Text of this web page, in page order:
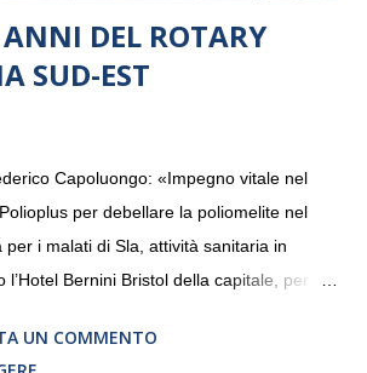
DEL ROTARY
SUD-EST
Capoluongo: «Impegno vitale nel
per debellare la poliomelite nel
per i malati di Sla, attività sanitaria in
Bernini Bristol della capitale, per la
Rotary Club Roma Sud-Est che festeggia
UN COMMENTO